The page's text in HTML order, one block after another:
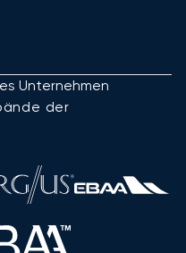
Unternehmen
der